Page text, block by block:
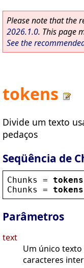
Please note that the
2026.1.0. This page
See the
tokens
Divide um texto
pedaços
Seqüência de
Chunks = tokens
Chunks
= tokens
Parâmetros
text
Um único
caracteres